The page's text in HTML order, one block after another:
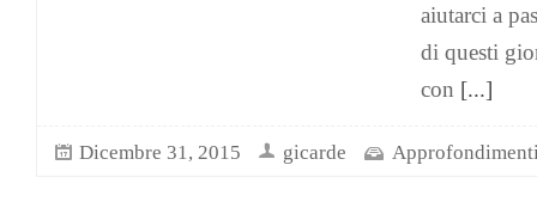
aiutarci a
di questi
con [...]
Dicembre 31, 2015 gicarde